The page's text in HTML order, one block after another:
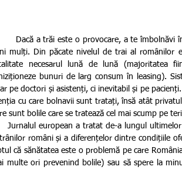
mulți. Din păcate nivelul de trai al românilor
necesarul lună de lună (majoritatea
bunuri de larg consum în leasing).
pe doctori și asistenți, ci inevitabil și pe
cu care bolnavii sunt tratați, însă atât
sunt bolile care se tratează cel mai scump pe
precum situația sistemului sanitar, a
români și a diferențelor dintre condițiile
că sănătatea este o problemă pe care
multe ori prevenind bolile) sau să spere la